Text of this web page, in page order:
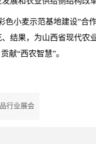
色小麦示范基地建设”合
结果，为山西省现代农
献“西农智慧”。
行业展会